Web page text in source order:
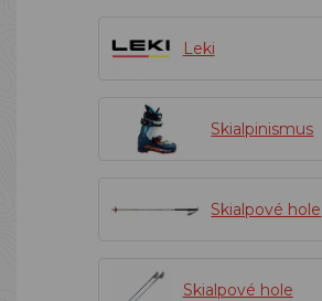
Leki
Skialpinismus
Skialpové hole
Skialpové hole